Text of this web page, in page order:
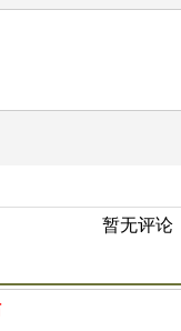
暂无评论